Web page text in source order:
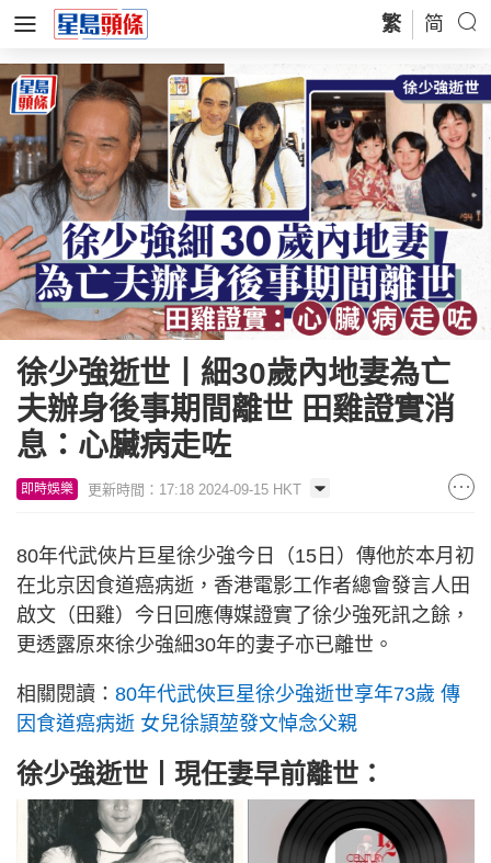
繁 简
徐少強逝世丨細30歲內地妻為亡
夫辦身後事期間離世 田雞證實消
息：心臟病走咗
即時娛樂 更新時間：17:18 2024-09-15 HKT
80年代武俠片巨星徐少強今日（15日）傳他於本月初
在北京因食道癌病逝，香港電影工作者總會發言人田
啟文（田雞）今日回應傳媒證實了徐少強死訊之餘，
更透露原來徐少強細30年的妻子亦已離世。
相關閱讀： 80年代武俠巨星徐少強逝世享年73歲 傳
因食道癌病逝 女兒徐頴堃發文悼念父親
徐少強逝世丨現任妻早前離世：